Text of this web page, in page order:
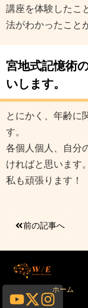
講座を体験したこ
法がわかったこと
宮地式記憶術
いします。
とにかく、年齢に
す。
各個人個人、自分
ければと思います。
私も頑張ります！
前の記事へ
Youtube
X-
twitter
ホーム